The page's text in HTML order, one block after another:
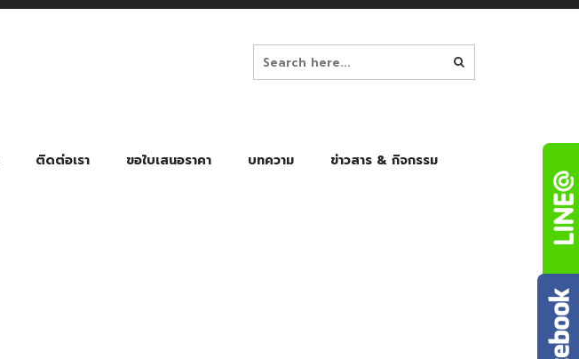
ติดต่อเรา ขอใบเสนอราคา บทความ ข่าวสาร & กิจกรรม